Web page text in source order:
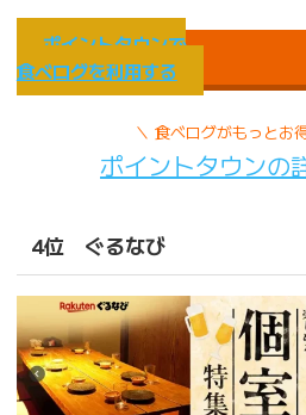
ポイントタウンで
食べログを利用する
＼ 食べログがもっとお
ポイントタウンの
4位 ぐるなび